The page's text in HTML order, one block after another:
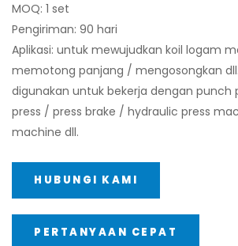
MOQ: 1 set
Pengiriman: 90 hari
Aplikasi: untuk mewujudkan koil logam
memotong panjang / mengosongkan
digunakan untuk bekerja dengan punch
press / press brake / hydraulic press
machine dll.
HUBUNGI KAMI
PERTANYAAN CEPAT